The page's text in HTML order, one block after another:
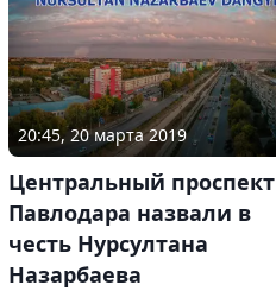
20:45, 20 марта 2019
Центральный проспект
Павлодара назвали в
честь Нурсултана
Назарбаева